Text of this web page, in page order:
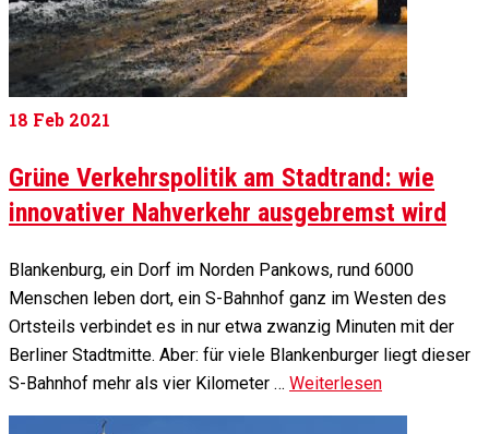
18 Feb 2021
Grüne Verkehrspolitik am Stadtrand: wie
innovativer Nahverkehr ausgebremst wird
Blankenburg, ein Dorf im Norden Pankows, rund 6000
Menschen leben dort, ein S-Bahnhof ganz im Westen des
Ortsteils verbindet es in nur etwa zwanzig Minuten mit der
Berliner Stadtmitte. Aber: für viele Blankenburger liegt dieser
S-Bahnhof mehr als vier Kilometer … Weiterlesen